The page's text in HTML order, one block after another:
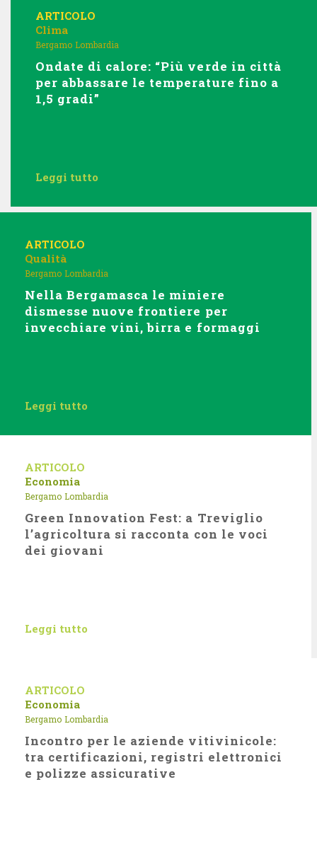
ARTICOLO
Clima
Bergamo Lombardia
Ondate di calore: “Più verde in città
per abbassare le temperature fino a
1,5 gradi”
Leggi tutto
ARTICOLO
Qualità
Bergamo Lombardia
Nella Bergamasca le miniere
dismesse nuove frontiere per
invecchiare vini, birra e formaggi
Leggi tutto
ARTICOLO
Economia
Bergamo Lombardia
Green Innovation Fest: a Treviglio
l’agricoltura si racconta con le voci
dei giovani
Leggi tutto
ARTICOLO
Economia
Bergamo Lombardia
Incontro per le aziende vitivinicole:
tra certificazioni, registri elettronici
e polizze assicurative